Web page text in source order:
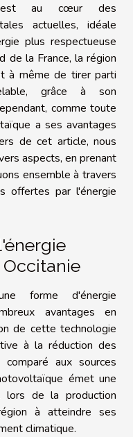
est au cœur des
actuelles, idéale
plus respectueuse
de la France, la région
à même de tirer parti
grâce à son
comme toute
a ses avantages
de cet article, nous
aspects, en prenant
ensemble à travers
offertes par l'énergie
forme d'énergie
avantages en
de cette technologie
à la réduction des
aux sources
émet une
lors de la production
à atteindre ses
climatique.